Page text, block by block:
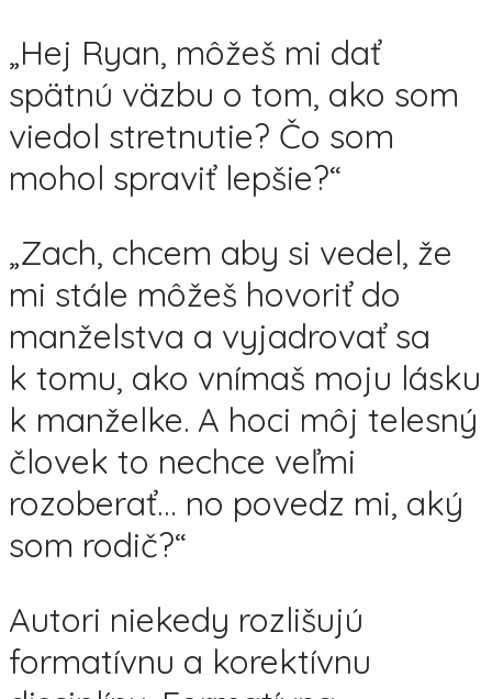
„Hej Ryan, môžeš mi dať
spätnú väzbu o tom, ako som
viedol stretnutie? Čo som
mohol spraviť lepšie?“
„Zach, chcem aby si vedel, že
mi stále môžeš hovoriť do
manželstva a vyjadrovať sa
k tomu, ako vnímaš moju lásku
k manželke. A hoci môj telesný
človek to nechce veľmi
rozoberať… no povedz mi, aký
som rodič?“
Autori niekedy rozlišujú
formatívnu a korektívnu